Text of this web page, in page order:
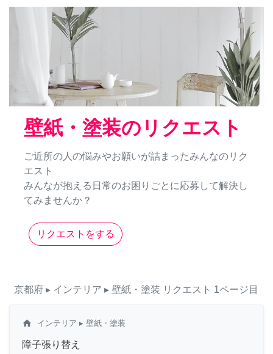
壁紙・塗装のリクエスト
ご近所の人の悩みやお願いが詰まったみんなのリク
エスト
みんなが抱える日常のお困りごとに応募して解決し
てみませんか？
リクエストをする
京都府 ▸ インテリア ▸ 壁紙・塗装 リクエスト 1ページ目
home インテリア ▸ 壁紙・塗装
障子張り替え